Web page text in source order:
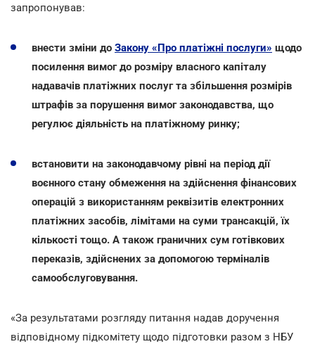
запропонував:
внести зміни до Закону «Про платіжні послуги» щодо
посилення вимог до розміру власного капіталу
надавачів платіжних послуг та збільшення розмірів
штрафів за порушення вимог законодавства, що
регулює діяльність на платіжному ринку;
встановити на законодавчому рівні на період дії
воєнного стану обмеження на здійснення фінансових
операцій з використанням реквізитів електронних
платіжних засобів, лімітами на суми трансакцій, їх
кількості тощо. А також граничних сум готівкових
переказів, здійснених за допомогою терміналів
самообслуговування.
«За результатами розгляду питання надав доручення
відповідному підкомітету щодо підготовки разом з НБУ